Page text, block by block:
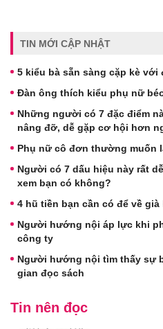
TIN MỚI CẬP NHẬT
5 kiểu bà sẵn sàng cặp kè với
Đàn ông thích kiểu phụ nữ
Những người có 7 đặc điểm
nâng đỡ, dễ gặp cơ hội hơn
Phụ nữ cô đơn thường muốn
Người có 7 dấu hiệu này rất
xem bạn có không?
4 hũ tiền bạn cần có để về
Người hướng nội áp lực khi
công ty
Người hướng nội tìm thấy sự
gian đọc sách
Tin nên đọc